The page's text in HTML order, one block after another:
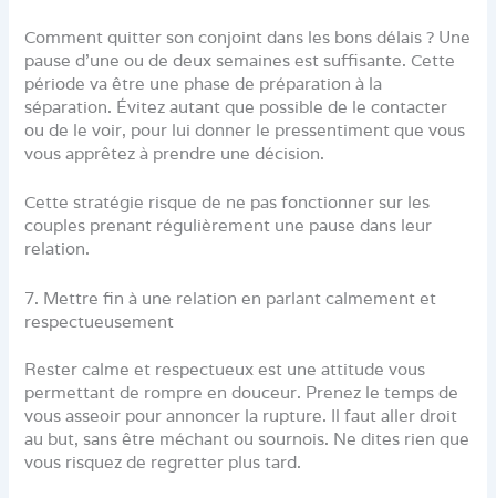
Comment quitter son conjoint dans les bons délais ? Une
pause d’une ou de deux semaines est suffisante. Cette
période va être une phase de préparation à la
séparation. Évitez autant que possible de le contacter
ou de le voir, pour lui donner le pressentiment que vous
vous apprêtez à prendre une décision.
Cette stratégie risque de ne pas fonctionner sur les
couples prenant régulièrement une pause dans leur
relation.
7. Mettre fin à une relation en parlant calmement et
respectueusement
Rester calme et respectueux est une attitude vous
permettant de rompre en douceur. Prenez le temps de
vous asseoir pour annoncer la rupture. Il faut aller droit
au but, sans être méchant ou sournois. Ne dites rien que
vous risquez de regretter plus tard.